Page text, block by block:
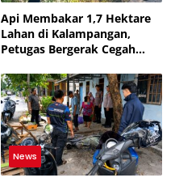
Api Membakar 1,7 Hektare
Lahan di Kalampangan,
Petugas Bergerak Cegah
News